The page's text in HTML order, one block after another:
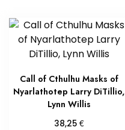
Call of Cthulhu Masks of
Nyarlathotep Larry DiTillio,
Lynn Willis
38,25€